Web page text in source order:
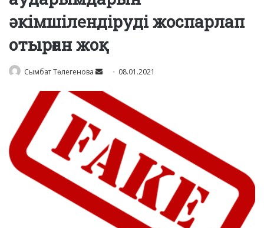
әкімшілендіруді жоспарлап
отырған жоқ
Сымбат Төлегенова
Send
email
08.01.2021